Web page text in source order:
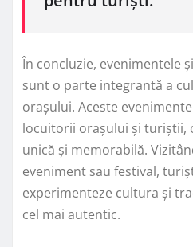
În concluzie, evenimentele
sunt o parte integrantă a
orașului. Aceste
locuitorii orașului și turiștii,
unică și memorabilă.
eveniment sau festival,
experimenteze cultura și
cel mai autentic.